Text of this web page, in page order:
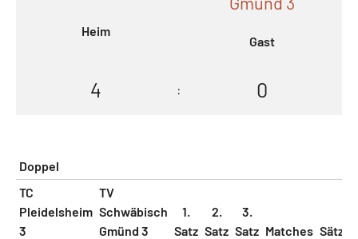
Heim
Gast
4 : 0
Doppel
TC
Pleidelsheim
3
TV
Schwäbisch
Gmünd 3
1.
Satz
2.
Satz
3.
Satz Matches Sätze